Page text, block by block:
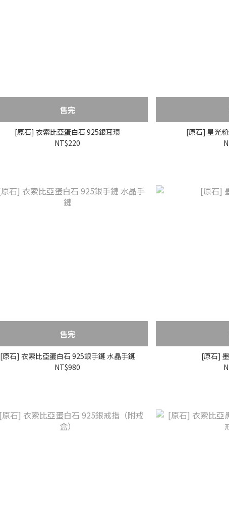
售完
[原石] 衣索比亞蛋白石 925銀耳環
NT$220
[原石] 星光
售完
[原石] 衣索比亞蛋白石 925銀手鏈 水晶手鏈
NT$980
[原石]